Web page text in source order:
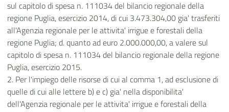
sul capitolo di spesa n. 111034 del bilancio regionale della
regione Puglia, esercizio 2014, di cui 3.473.304,00 gia' trasferiti
all'Agenzia regionale per le attivita' irrigue e forestali della
regione Puglia; d. quanto ad euro 2.000.000,00, a valere sul
capitolo di spesa n. 111034 del bilancio regionale della regione
Puglia, esercizio 2015.
2. Per l'impiego delle risorse di cui al comma 1, ad esclusione di
quelle di cui alle lettere b) e c) gia' nella disponibilita'
dell'Agenzia regionale per le attivita' irrigue e forestali della